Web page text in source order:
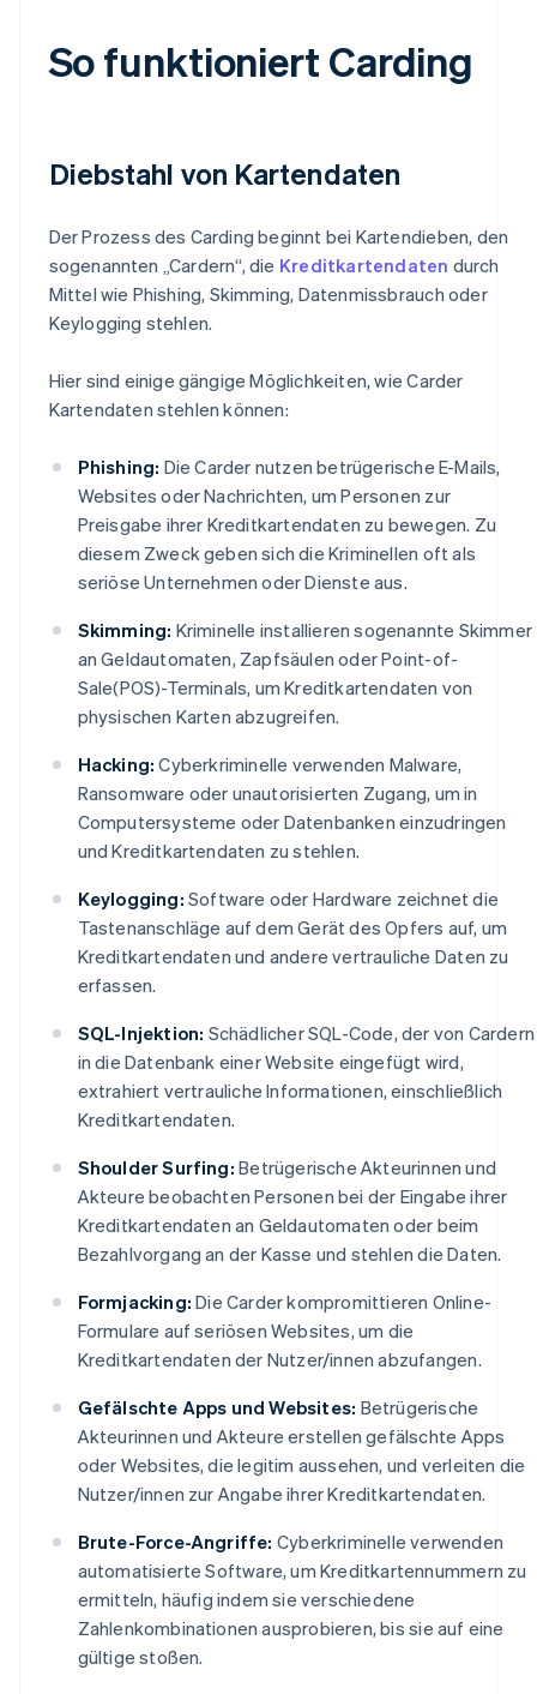
So funktioniert Carding
Diebstahl von Kartendaten
Der Prozess des Carding beginnt bei Kartendieben, den
sogenannten „Cardern“, die Kreditkartendaten durch
Mittel wie Phishing, Skimming, Datenmissbrauch oder
Keylogging stehlen.
Hier sind einige gängige Möglichkeiten, wie Carder
Kartendaten stehlen können:
Phishing: Die Carder nutzen betrügerische E-Mails,
Websites oder Nachrichten, um Personen zur
Preisgabe ihrer Kreditkartendaten zu bewegen. Zu
diesem Zweck geben sich die Kriminellen oft als
seriöse Unternehmen oder Dienste aus.
Skimming: Kriminelle installieren sogenannte Skimmer
an Geldautomaten, Zapfsäulen oder Point-of-
Sale(POS)-Terminals, um Kreditkartendaten von
physischen Karten abzugreifen.
Hacking: Cyberkriminelle verwenden Malware,
Ransomware oder unautorisierten Zugang, um in
Computersysteme oder Datenbanken einzudringen
und Kreditkartendaten zu stehlen.
Keylogging: Software oder Hardware zeichnet die
Tastenanschläge auf dem Gerät des Opfers auf, um
Kreditkartendaten und andere vertrauliche Daten zu
erfassen.
SQL-Injektion: Schädlicher SQL-Code, der von Cardern
in die Datenbank einer Website eingefügt wird,
extrahiert vertrauliche Informationen, einschließlich
Kreditkartendaten.
Shoulder Surfing: Betrügerische Akteurinnen und
Akteure beobachten Personen bei der Eingabe ihrer
Kreditkartendaten an Geldautomaten oder beim
Bezahlvorgang an der Kasse und stehlen die Daten.
Formjacking: Die Carder kompromittieren Online-
Formulare auf seriösen Websites, um die
Kreditkartendaten der Nutzer/innen abzufangen.
Gefälschte Apps und Websites: Betrügerische
Akteurinnen und Akteure erstellen gefälschte Apps
oder Websites, die legitim aussehen, und verleiten die
Nutzer/innen zur Angabe ihrer Kreditkartendaten.
Brute-Force-Angriffe: Cyberkriminelle verwenden
automatisierte Software, um Kreditkartennummern zu
ermitteln, häufig indem sie verschiedene
Zahlenkombinationen ausprobieren, bis sie auf eine
gültige stoßen.